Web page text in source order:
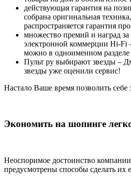
действующая гарантия на
собрана оригинальная
распространяется гарантия
множество премий и наград за
электронной коммерции Hi-Fi
можно в одноименном разделе
Пульт ру выбирают звезды –
звезды уже оценили сервис!
Настало Ваше время позволить себе
Экономить на шопинге
Неоспоримое достоинство
предусмотрены способы сделать их